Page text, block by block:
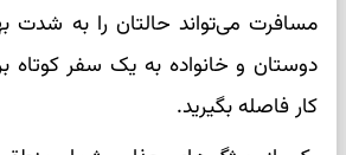
مسافرت می‌تواند حالتان را به شدت
دوستان و خانواده به یک سفر کوتاه
کار فاصله بگیرید.